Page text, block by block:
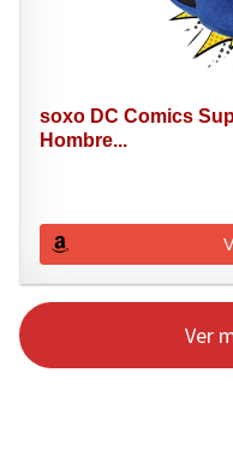
soxo DC Comics
Hombre...
Ver